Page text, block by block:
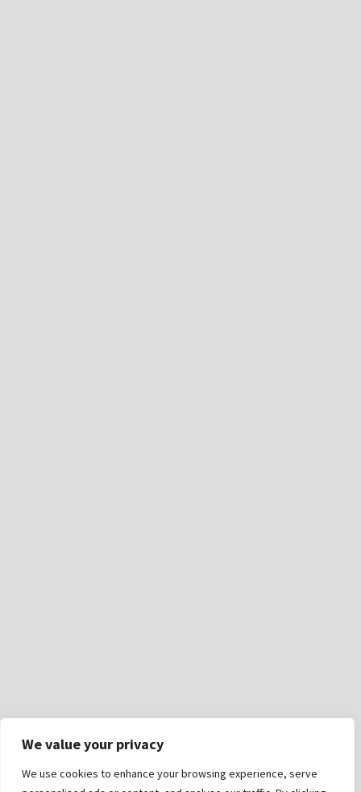
We value your privacy
We use cookies to enhance your browsing experience, serve